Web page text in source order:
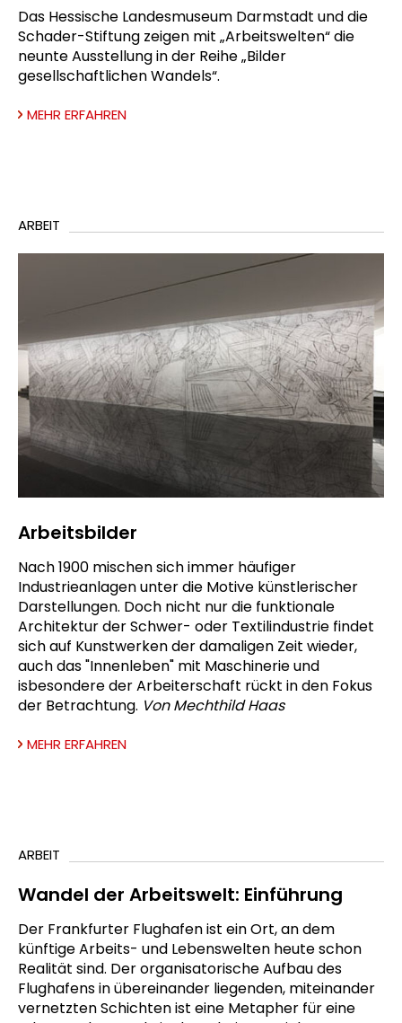
Das Hessische Landesmuseum Darmstadt und die
Schader-Stiftung zeigen mit „Arbeitswelten“ die
neunte Ausstellung in der Reihe „Bilder
gesellschaftlichen Wandels“.
MEHR ERFAHREN
ARBEIT
Arbeitsbilder
Nach 1900 mischen sich immer häufiger
Industrieanlagen unter die Motive künstlerischer
Darstellungen. Doch nicht nur die funktionale
Architektur der Schwer- oder Textilindustrie findet
sich auf Kunstwerken der damaligen Zeit wieder,
auch das "Innenleben" mit Maschinerie und
isbesondere der Arbeiterschaft rückt in den Fokus
der Betrachtung. Von Mechthild Haas
MEHR ERFAHREN
ARBEIT
Wandel der Arbeitswelt: Einführung
Der Frankfurter Flughafen ist ein Ort, an dem
künftige Arbeits- und Lebenswelten heute schon
Realität sind. Der organisatorische Aufbau des
Flughafens in übereinander liegenden, miteinander
vernetzten Schichten ist eine Metapher für eine